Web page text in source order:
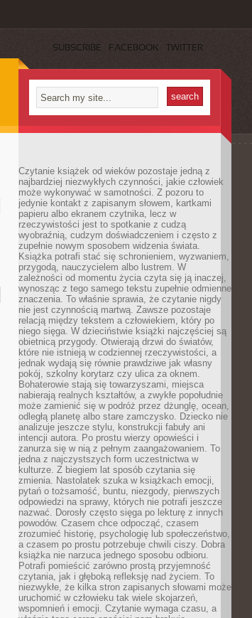
SUBSCRIBE FACEBOOK TWITTER
Czytanie książek od wieków pozostaje jedną z
najbardziej niezwykłych czynności, jakie człowiek
może wykonywać w samotności. Z pozoru to
jedynie kontakt z zapisanym słowem, kartkami
papieru albo ekranem czytnika, lecz w
rzeczywistości jest to spotkanie z cudzą
wyobraźnią, cudzym doświadczeniem i często z
zupełnie nowym sposobem widzenia świata.
Książka potrafi stać się schronieniem, wyzwaniem,
przygodą, nauczycielem albo lustrem. W
zależności od momentu życia czyta się ją inaczej,
wynosząc z tego samego tekstu zupełnie odmienne
znaczenia. To właśnie sprawia, że czytanie nigdy
nie jest czynnością martwą. Zawsze pozostaje
relacją między tekstem a człowiekiem, który po
niego sięga. W dzieciństwie książki najczęściej są
obietnicą przygody. Otwierają drzwi do światów,
które nie istnieją w codziennej rzeczywistości, a
jednak wydają się równie prawdziwe jak własny
pokój, szkolny korytarz czy ulica za oknem.
Bohaterowie stają się towarzyszami, miejsca
nabierają realnych kształtów, a zwykłe popołudnie
może zamienić się w podróż przez dżunglę, ocean,
odległą planetę albo stare zamczysko. Dziecko nie
analizuje jeszcze stylu, konstrukcji fabuły ani
intencji autora. Po prostu wierzy opowieści i
zanurza się w nią z pełnym zaangażowaniem. To
jedna z najczystszych form uczestnictwa w
kulturze. Z biegiem lat sposób czytania się
zmienia. Nastolatek szuka w książkach emocji,
pytań o tożsamość, buntu, niezgody, pierwszych
odpowiedzi na sprawy, których nie potrafi jeszcze
nazwać. Dorosły często sięga po lekturę z innych
powodów. Czasem chce odpocząć, czasem
zrozumieć historię, psychologię lub społeczeństwo,
a czasem po prostu potrzebuje chwili ciszy. Dobra
książka nie narzuca jednego sposobu odbioru.
Potrafi pomieścić zarówno prostą przyjemność
czytania, jak i głęboką refleksję nad życiem. To
niezwykłe, że kilka stron zapisanych słowami może
uruchomić w człowieku tak wiele skojarzeń,
wspomnień i emocji. Czytanie wymaga czasu, a